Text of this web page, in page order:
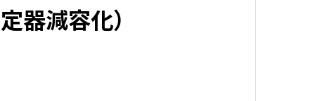
器減容化）